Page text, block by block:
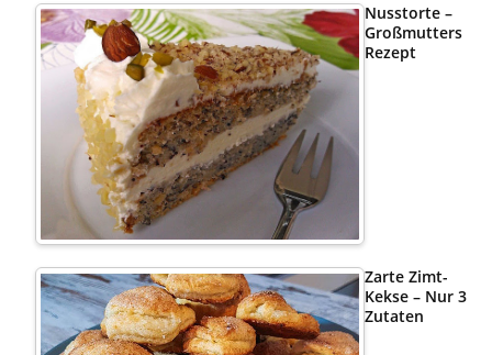
Nusstorte –
Großmutters
Rezept
Zarte Zimt-
Kekse – Nur 3
Zutaten